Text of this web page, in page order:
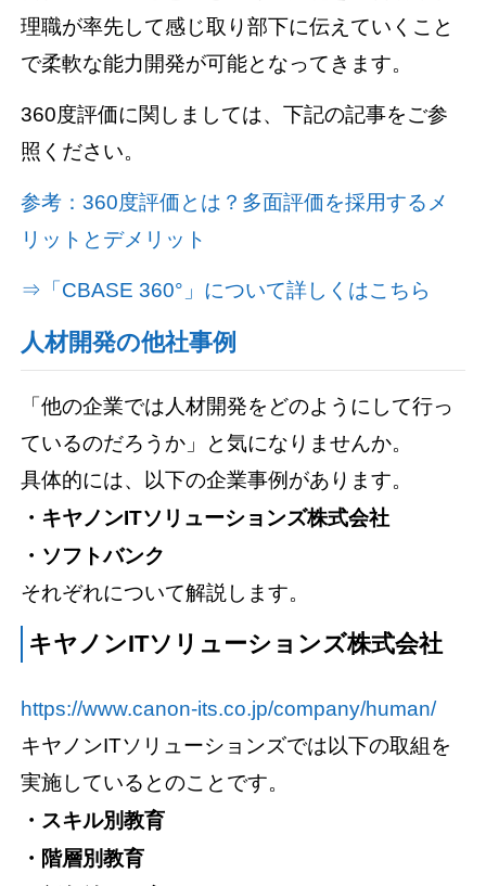
理職が率先して感じ取り部下に伝えていくこと
で柔軟な能力開発が可能となってきます。
360度評価に関しましては、下記の記事をご参
照ください。
参考：360度評価とは？多面評価を採用するメ
リットとデメリット
⇒「CBASE 360°」について詳しくはこちら
人材開発の他社事例
「他の企業では人材開発をどのようにして行っ
ているのだろうか」と気になりませんか。
具体的には、以下の企業事例があります。
・キヤノンITソリューションズ株式会社
・ソフトバンク
それぞれについて解説します。
キヤノンITソリューションズ株式会社
https://www.canon-its.co.jp/company/human/
キヤノンITソリューションズでは以下の取組を
実施しているとのことです。
・スキル別教育
・階層別教育